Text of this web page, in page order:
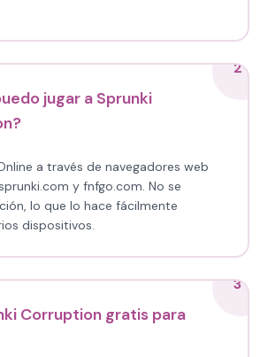
2
jugar a Sprunki
a través de navegadores web
y fnfgo.com. No se
lo que lo hace fácilmente
dispositivos.
3
Corruption gratis para